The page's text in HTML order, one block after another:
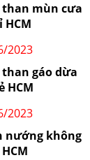
than mùn cưa
HCM
2023
gáo dừa
HCM
2023
nướng không